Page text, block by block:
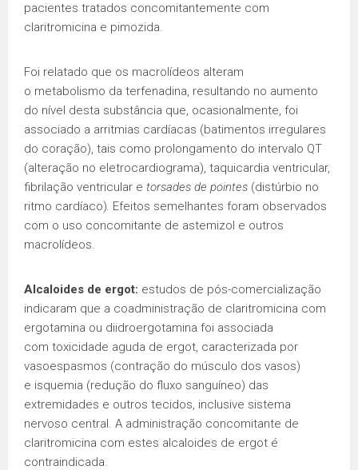
pacientes tratados concomitantemente com
claritromicina e pimozida.
Foi relatado que os macrolídeos alteram
o metabolismo da terfenadina, resultando no aumento
do nível desta substância que, ocasionalmente, foi
associado a arritmias cardíacas (batimentos irregulares
do coração), tais como prolongamento do intervalo QT
(alteração no eletrocardiograma), taquicardia ventricular,
fibrilação ventricular e torsades de pointes (distúrbio no
ritmo cardíaco). Efeitos semelhantes foram observados
com o uso concomitante de astemizol e outros
macrolídeos.
Alcaloides de ergot: estudos de pós-comercialização
indicaram que a coadministração de claritromicina com
ergotamina ou diidroergotamina foi associada
com toxicidade aguda de ergot, caracterizada por
vasoespasmos (contração do músculo dos vasos)
e isquemia (redução do fluxo sanguíneo) das
extremidades e outros tecidos, inclusive sistema
nervoso central. A administração concomitante de
claritromicina com estes alcaloides de ergot é
contraindicada.